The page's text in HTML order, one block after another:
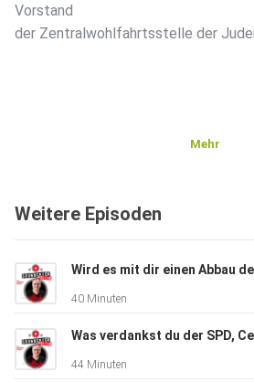
Vorstand
der Zentralwohlfahrtsstelle der
Mehr
Weitere Episoden
40 Minuten
44 Minuten